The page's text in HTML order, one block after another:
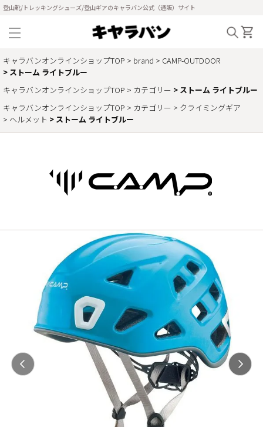
登山靴/トレッキングシューズ/登山ギアのキャラバン公式（通販）サイト
キャラバンオンラインショップTOP brand
CAMP-OUTDOOR
ストーム ライトブルー
キャラバンオンラインショップTOP
カテゴリー
ストーム ライトブルー
キャラバンオンラインショップTOP
カテゴリー
クライミングギア
ヘルメット
ストーム ライトブルー